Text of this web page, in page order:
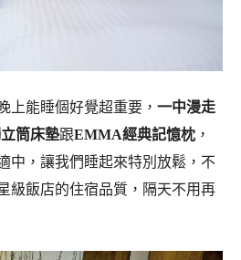
上能睡個好覺超重要， 一中漫走
筒床墊跟EMMA經典記憶枕 ，
中，讓我們睡起來特別放鬆，不
級飯店的住宿品質，隔天不用再